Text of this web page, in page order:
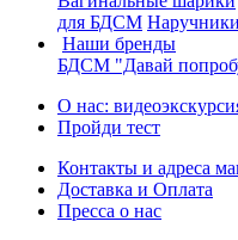
для БДСМ
Наши бренды
БДСМ "Давай
О нас:
Пройди тест
Контакты и адреса
Доставка и Оплата
Пресса о нас